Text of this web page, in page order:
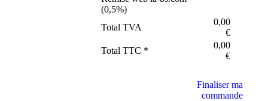
(0,5%)
Total TVA
0,00
€
Total TTC *
0,00
€
Finaliser ma
commande